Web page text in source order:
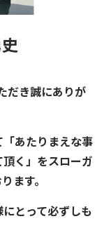
だき誠にありが
あたりまえな事
く」をスローガ
ます。
とって必ずしも